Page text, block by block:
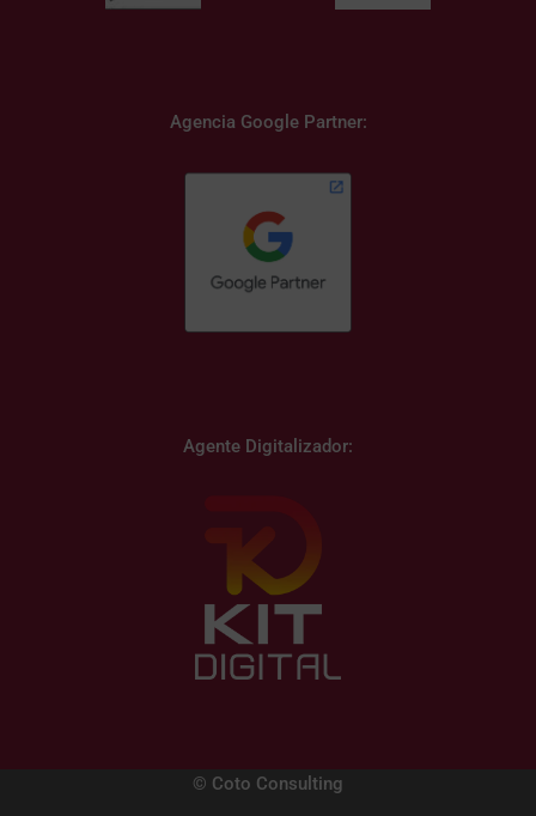
Agencia Google Partner:
Agente Digitalizador:
© Coto Consulting